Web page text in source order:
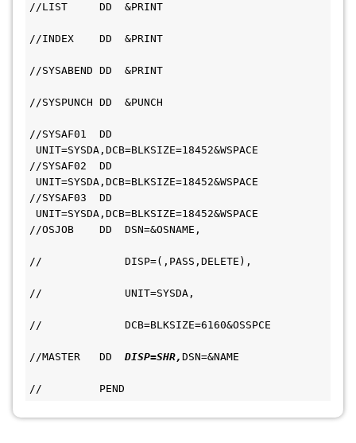
//LIST     DD  &PRINT
//INDEX    DD  &PRINT
//SYSABEND DD  &PRINT
//SYSPUNCH DD  &PUNCH
//SYSAF01  DD
UNIT=SYSDA,DCB=BLKSIZE=18452&WSPACE
//SYSAF02  DD
UNIT=SYSDA,DCB=BLKSIZE=18452&WSPACE
//SYSAF03  DD
UNIT=SYSDA,DCB=BLKSIZE=18452&WSPACE
//OSJOB    DD  DSN=&OSNAME,
//             DISP=(,PASS,DELETE),
//             UNIT=SYSDA,
//             DCB=BLKSIZE=6160&OSSPCE
//MASTER   DD DISP=SHR, DSN=&NAME
//         PEND